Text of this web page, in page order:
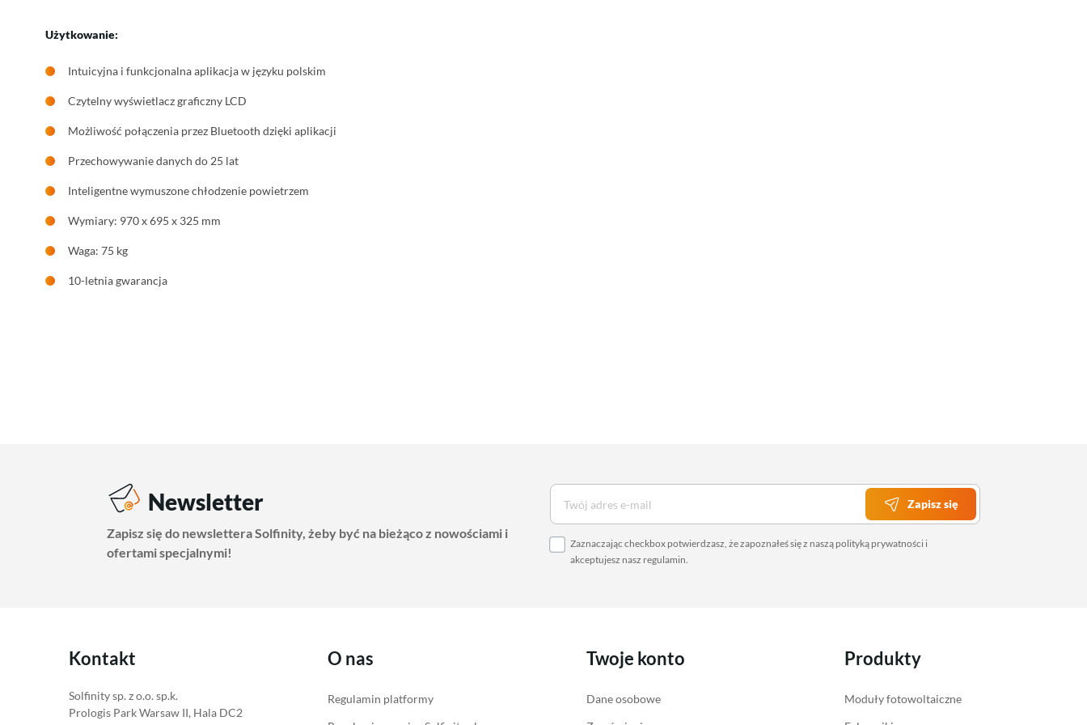
Użytkowanie:
Intuicyjna i funkcjonalna aplikacja w języku polskim
Czytelny wyświetlacz graficzny LCD
Możliwość połączenia przez Bluetooth dzięki aplikacji
Przechowywanie danych do 25 lat
Inteligentne wymuszone chłodzenie powietrzem
Wymiary: 970 x 695 x 325 mm
Waga: 75 kg
10-letnia gwarancja
Newsletter
Zapisz się do newslettera Solfinity, żeby być na bieżąco z nowościami i
ofertami specjalnymi!
Zapisz się
Zaznaczając checkbox potwierdzasz, że zapoznałeś się z naszą polityką prywatności i
akceptujesz nasz regulamin.
Kontakt
Solfinity sp. z o.o. sp.k.
Prologis Park Warsaw II, Hala DC2
O nas
Regulamin platformy
Twoje konto
Dane osobowe
Produkty
Moduły fotowoltaiczne